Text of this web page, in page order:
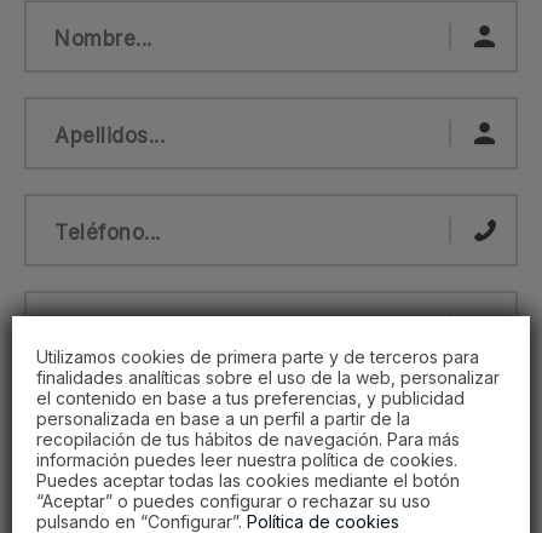
Utilizamos cookies de primera parte y de terceros para
finalidades analíticas sobre el uso de la web, personalizar
el contenido en base a tus preferencias, y publicidad
personalizada en base a un perfil a partir de la
recopilación de tus hábitos de navegación. Para más
información puedes leer nuestra política de cookies.
Puedes aceptar todas las cookies mediante el botón
“Aceptar” o puedes configurar o rechazar su uso
pulsando en “Configurar”. Política de cookies
Nombre...
Apellidos...
Teléfono...
Hora...
Fecha...